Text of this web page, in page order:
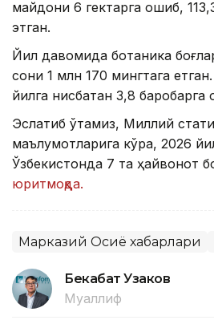
майдони 6 гектарга ошиб,
этган.
Йил давомида ботаника
сони 1 млн 170 мингтага
йилга нисбатан 3,8 баробарга
Эслатиб ўтамиз, Миллий
маълумотларига кўра, 2026
Ўзбекистонда 7 та ҳайвонот
юритмоқда.
Марказий Осиё хабарлари
Бекабат Узаков
Муаллиф